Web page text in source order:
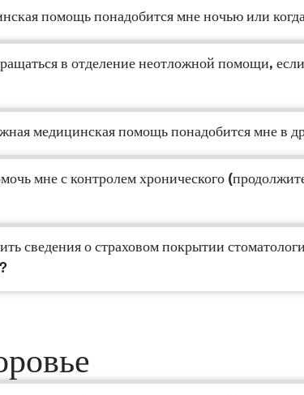
помощь понадобится мне ночью или
в отделение неотложной помощи,
медицинская помощь понадобится мне в
мне с контролем хронического
сведения о страховом покрытии